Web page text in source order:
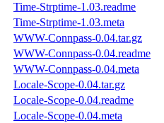
Time-Strptime-1.03.readme
Time-Strptime-1.03.meta
WWW-Connpass-0.04.tar.gz
WWW-Connpass-0.04.readme
WWW-Connpass-0.04.meta
Locale-Scope-0.04.tar.gz
Locale-Scope-0.04.readme
Locale-Scope-0.04.meta